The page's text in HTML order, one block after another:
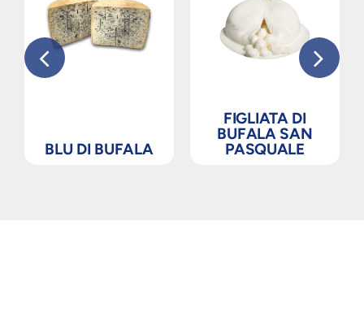
BLU DI BUFALA
FIGLIATA DI
BUFALA SAN
PASQUALE